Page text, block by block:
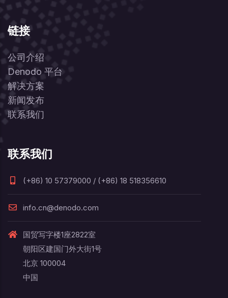
链接
公司介绍
Denodo 平台
解决方案
新闻发布
联系我们
联系我们
(+86) 10 57379000 / (+86) 18 518356610
info.cn@denodo.com
国贸写字楼1座2822室
朝阳区建国门外大街1号
北京 100004
中国